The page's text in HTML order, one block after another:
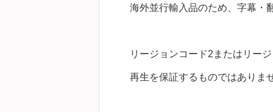
海外並行輸入品のため、字幕・
リージョンコード2またはリー
再生を保証するものではありま